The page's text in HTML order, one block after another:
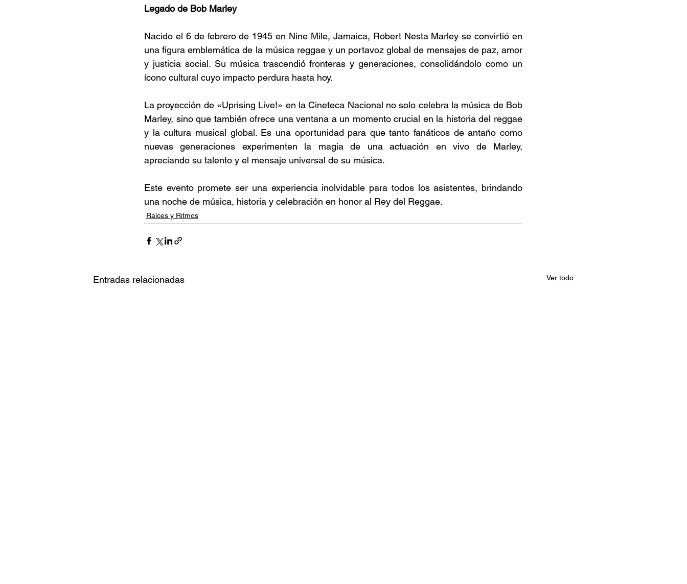
Legado de Bob Marley
Nacido el 6 de febrero de 1945 en Nine Mile, Jamaica, Robert Nesta Marley se convirtió en
una figura emblemática de la música reggae y un portavoz global de mensajes de paz, amor
y justicia social. Su música trascendió fronteras y generaciones, consolidándolo como un
ícono cultural cuyo impacto perdura hasta hoy.
La proyección de «Uprising Live!» en la Cineteca Nacional no solo celebra la música de Bob
Marley, sino que también ofrece una ventana a un momento crucial en la historia del reggae
y la cultura musical global. Es una oportunidad para que tanto fanáticos de antaño como
nuevas generaciones experimenten la magia de una actuación en vivo de Marley,
apreciando su talento y el mensaje universal de su música.
Este evento promete ser una experiencia inolvidable para todos los asistentes, brindando
una noche de música, historia y celebración en honor al Rey del Reggae.
Raíces y Ritmos
Entradas relacionadas Ver todo